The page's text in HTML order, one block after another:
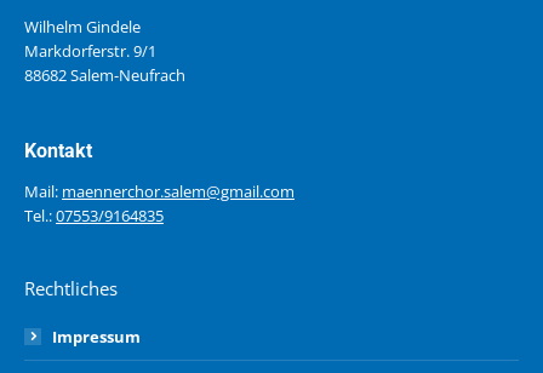
Wilhelm Gindele
Markdorferstr. 9/1
88682 Salem-Neufrach
Kontakt
Mail: maennerchor.salem@gmail.com
Tel.:07553/9164835
Rechtliches
Impressum